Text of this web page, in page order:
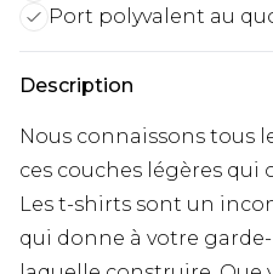
Port polyvalent au
Description
Nous connaissons tous
ces couches légères qui
Les t-shirts sont un
qui donne à votre